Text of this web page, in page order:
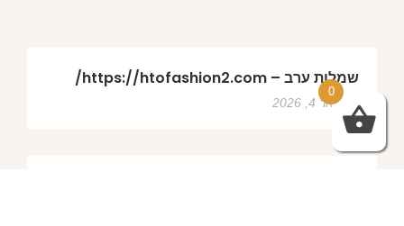
שמלות ערב – https://htofashion2.com/
פברואר 4, 2026
0